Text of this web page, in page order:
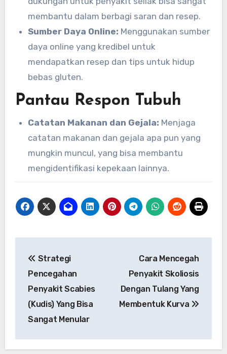
membantu dalam berbagi saran dan resep.
Sumber Daya Online: Menggunakan sumber
daya online yang kredibel untuk
mendapatkan resep dan tips untuk hidup
bebas gluten.
Pantau Respon Tubuh
Catatan Makanan dan Gejala: Menjaga
catatan makanan dan gejala apa pun yang
mungkin muncul, yang bisa membantu
mengidentifikasi kepekaan lainnya.
pos
Strategi
Pencegahan
Penyakit Scabies
(Kudis) Yang Bisa
Sangat Menular
Cara Mencegah
Penyakit Skoliosis
Dengan Tulang Yang
Membentuk Kurva